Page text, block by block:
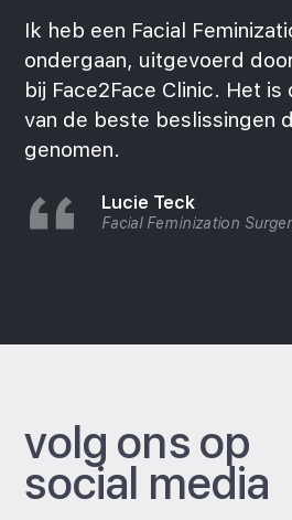
Ik heb een Facial
ondergaan, uitgevoerd
bij Face2Face Clinic. Het
van de beste beslissingen
genomen.
Lucie Teck
Facial Feminization
volg ons op
social media